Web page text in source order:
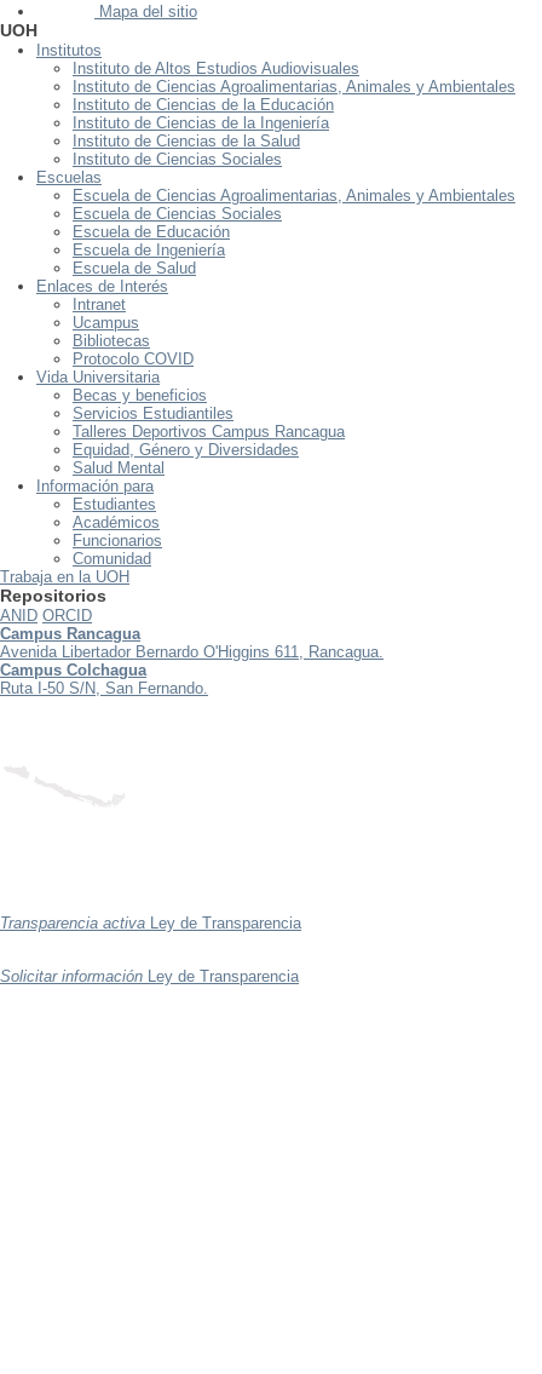
Mapa del sitio
UOH
Institutos
Instituto de Altos Estudios Audiovisuales
Instituto de Ciencias Agroalimentarias, Animales y Ambientales
Instituto de Ciencias de la Educación
Instituto de Ciencias de la Ingeniería
Instituto de Ciencias de la Salud
Instituto de Ciencias Sociales
Escuelas
Escuela de Ciencias Agroalimentarias, Animales y Ambientales
Escuela de Ciencias Sociales
Escuela de Educación
Escuela de Ingeniería
Escuela de Salud
Enlaces de Interés
Intranet
Ucampus
Bibliotecas
Protocolo COVID
Vida Universitaria
Becas y beneficios
Servicios Estudiantiles
Talleres Deportivos Campus Rancagua
Equidad, Género y Diversidades
Salud Mental
Información para
Estudiantes
Académicos
Funcionarios
Comunidad
Trabaja en la UOH
Repositorios
ANID ORCID
Campus Rancagua
Avenida Libertador Bernardo O'Higgins 611, Rancagua.
Campus Colchagua
Ruta I-50 S/N, San Fernando.
Transparencia activa Ley de Transparencia
Solicitar información Ley de Transparencia